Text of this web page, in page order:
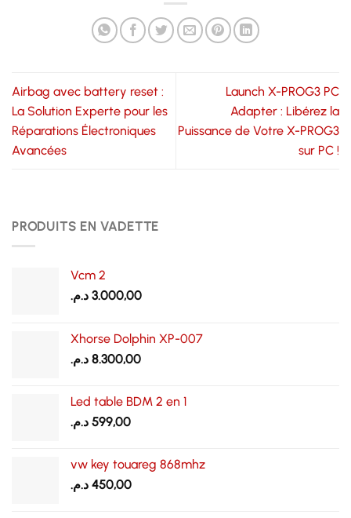
Airbag avec battery reset :
La Solution Experte pour les
Réparations Électroniques
Avancées
Launch X-PROG3 PC
Adapter : Libérez la
Puissance de Votre X-PROG3
sur PC !
PRODUITS EN VADETTE
Vcm 2
3.000,00 د.م.
Xhorse Dolphin XP-007
8.300,00 د.م.
Led table BDM 2 en 1
599,00 د.م.
vw key touareg 868mhz
450,00 د.م.